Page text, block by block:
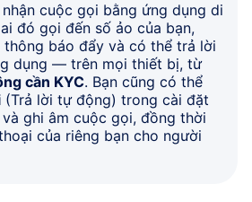
cuộc gọi bằng ứng dụng di
đó gọi đến số ảo của bạn,
thông báo đẩy và có thể trả lời
dụng — trên mọi thiết bị, từ
cần KYC. Bạn cũng có thể
(Trả lời tự động) trong cài đặt
ghi âm cuộc gọi, đồng thời
của riêng bạn cho người